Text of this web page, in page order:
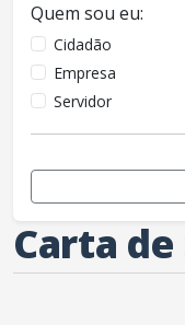
Quem sou eu:
Cidadão
Empresa
Servidor
Carta